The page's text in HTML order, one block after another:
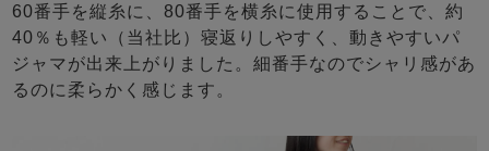
60番手を縦糸に、80番手を横糸に使用することで、約
40％も軽い（当社比）寝返りしやすく、動きやすいパ
ジャマが出来上がりました。細番手なのでシャリ感があ
るのに柔らかく感じます。